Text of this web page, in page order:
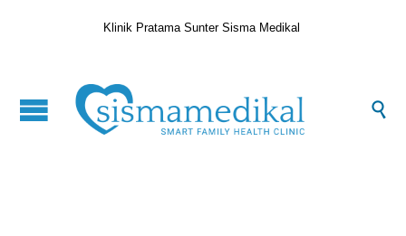
Klinik Pratama Sunter Sisma Medikal
